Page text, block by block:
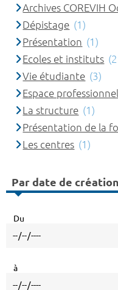
Archives COREVIH
Dépistage (1)
Présentation (1)
Ecoles et instituts
Vie étudiante (3)
Espace
La structure (1)
Présentation de la
Les centres (1)
Par date de création
Du
à